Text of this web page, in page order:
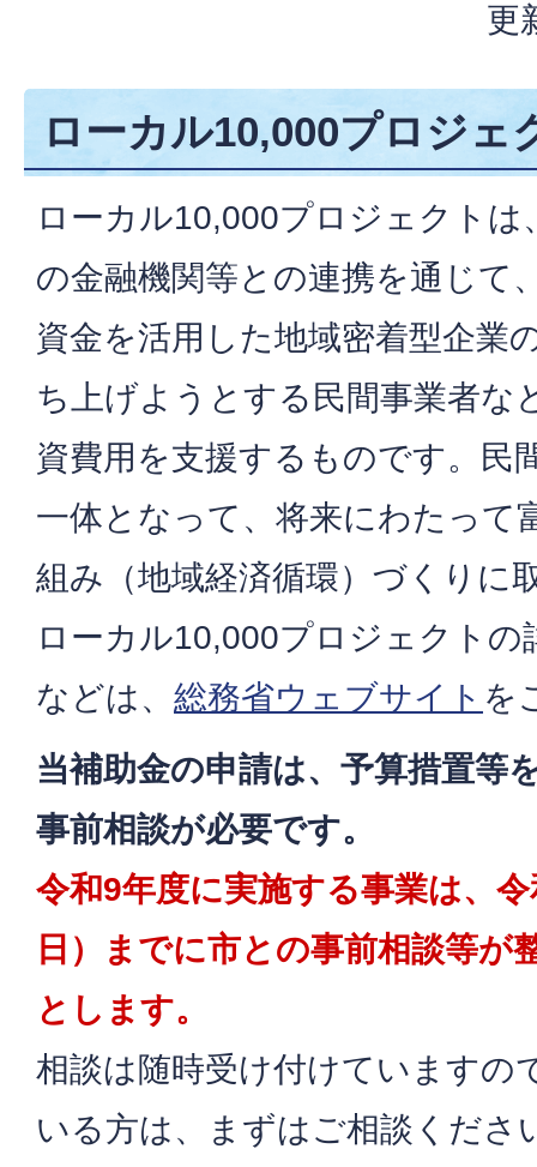
更
ローカル10,000プロジェ
ローカル10,000プロジェクトは
の金融機関等との連携を通じて
資金を活用した地域密着型企業
ち上げようとする民間事業者な
資費用を支援するものです。民
一体となって、将来にわたって
組み（地域経済循環）づくりに
ローカル10,000プロジェクトの
などは、 総務省ウェブサイト を
当補助金の申請は、予算措置等
事前相談が必要です。
令和9年度に実施する事業は、
日）までに市との事前相談等が
とします。
相談は随時受け付けていますの
いる方は、まずはご相談くださ